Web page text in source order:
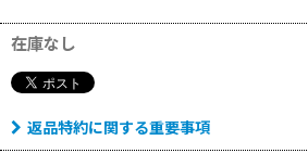
在庫なし
返品特約に関する重要事項